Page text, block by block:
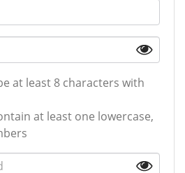
at least 8 characters with
at least one lowercase,